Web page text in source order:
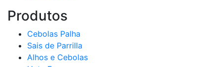
Produtos
Cebolas Palha
Sais de Parrilla
Alhos e Cebolas